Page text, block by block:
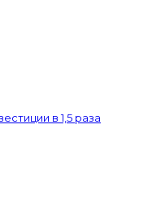
в 1,5 раза